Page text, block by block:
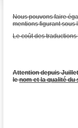
Nous pouvons faire
mentions figurant sous
Le coût des
Attention depuis
lenom et la qualité du